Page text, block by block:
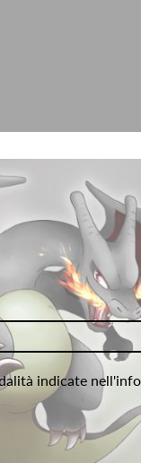
indicate